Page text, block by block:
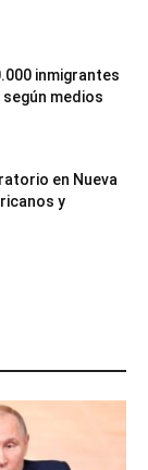
inmigrantes
medios
en Nueva
y